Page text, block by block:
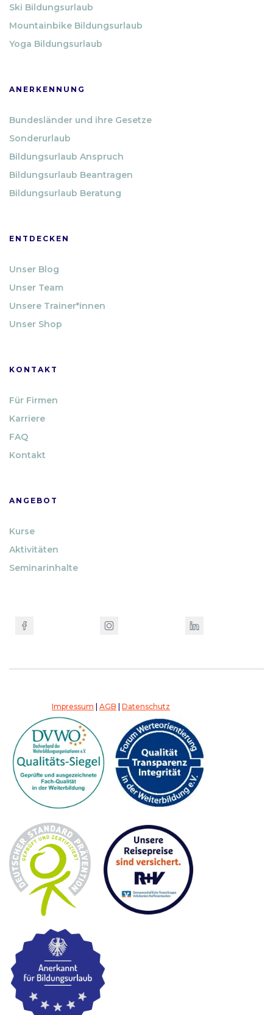
Ski Bildungsurlaub
Mountainbike Bildungsurlaub
Yoga Bildungsurlaub
ANERKENNUNG
Bundesländer und ihre Gesetze
Sonderurlaub
Bildungsurlaub Anspruch
Bildungsurlaub Beantragen
Bildungsurlaub Beratung
ENTDECKEN
Unser Blog
Unser Team
Unsere Trainer*innen
Unser Shop
KONTAKT
Für Firmen
Karriere
FAQ
Kontakt
ANGEBOT
Kurse
Aktivitäten
Seminarinhalte
Impressum | AGB | Datenschutz